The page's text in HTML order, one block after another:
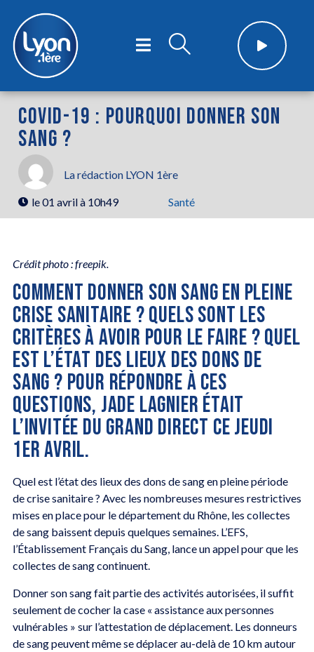
COVID-19 : POURQUOI DONNER SON
SANG ?
La rédaction LYON 1ère
le01 avril à 10h49 Santé
Crédit photo : freepik.
COMMENT DONNER SON SANG EN PLEINE
CRISE SANITAIRE ? QUELS SONT LES
CRITÈRES À AVOIR POUR LE FAIRE ? QUEL
EST L’ÉTAT DES LIEUX DES DONS DE
SANG ? POUR RÉPONDRE À CES
QUESTIONS, JADE LAGNIER ÉTAIT
L’INVITÉE DU GRAND DIRECT CE JEUDI
1ER AVRIL.
Quel est l’état des lieux des dons de sang en pleine période
de crise sanitaire ? Avec les nombreuses mesures restrictives
mises en place pour le département du Rhône, les collectes
de sang baissent depuis quelques semaines. L’EFS,
l’Établissement Français du Sang, lance un appel pour que les
collectes de sang continuent.
Donner son sang fait partie des activités autorisées, il suffit
seulement de cocher la case « assistance aux personnes
vulnérables » sur l’attestation de déplacement. Les donneurs
de sang peuvent même se déplacer au-delà de 10 km autour